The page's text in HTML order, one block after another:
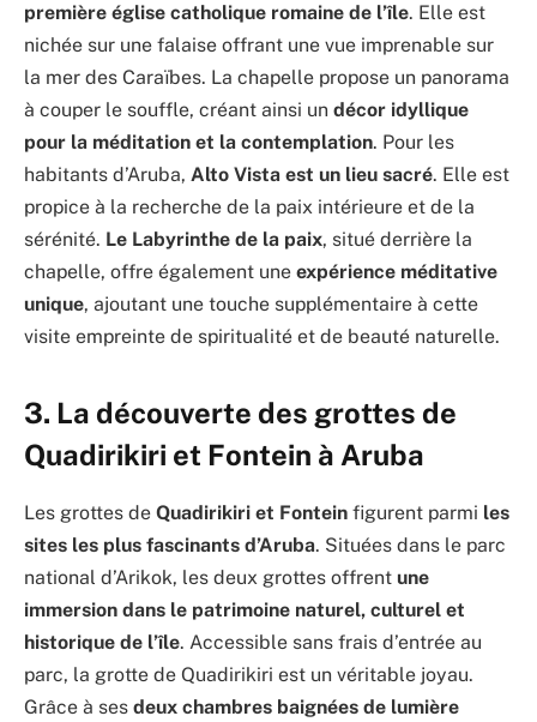
première église catholique romaine de l’île. Elle est
nichée sur une falaise offrant une vue imprenable sur
la mer des Caraïbes. La chapelle propose un panorama
à couper le souffle, créant ainsi un décor idyllique
pour la méditation et la contemplation. Pour les
habitants d’Aruba, Alto Vista est un lieu sacré. Elle est
propice à la recherche de la paix intérieure et de la
sérénité. Le Labyrinthe de la paix, situé derrière la
chapelle, offre également une expérience méditative
unique, ajoutant une touche supplémentaire à cette
visite empreinte de spiritualité et de beauté naturelle.
3. La découverte des grottes de
Quadirikiri et Fontein à Aruba
Les grottes de Quadirikiri et Fontein figurent parmi les
sites les plus fascinants d’Aruba. Situées dans le parc
national d’Arikok, les deux grottes offrent une
immersion dans le patrimoine naturel, culturel et
historique de l’île. Accessible sans frais d’entrée au
parc, la grotte de Quadirikiri est un véritable joyau.
Grâce à ses deux chambres baignées de lumière